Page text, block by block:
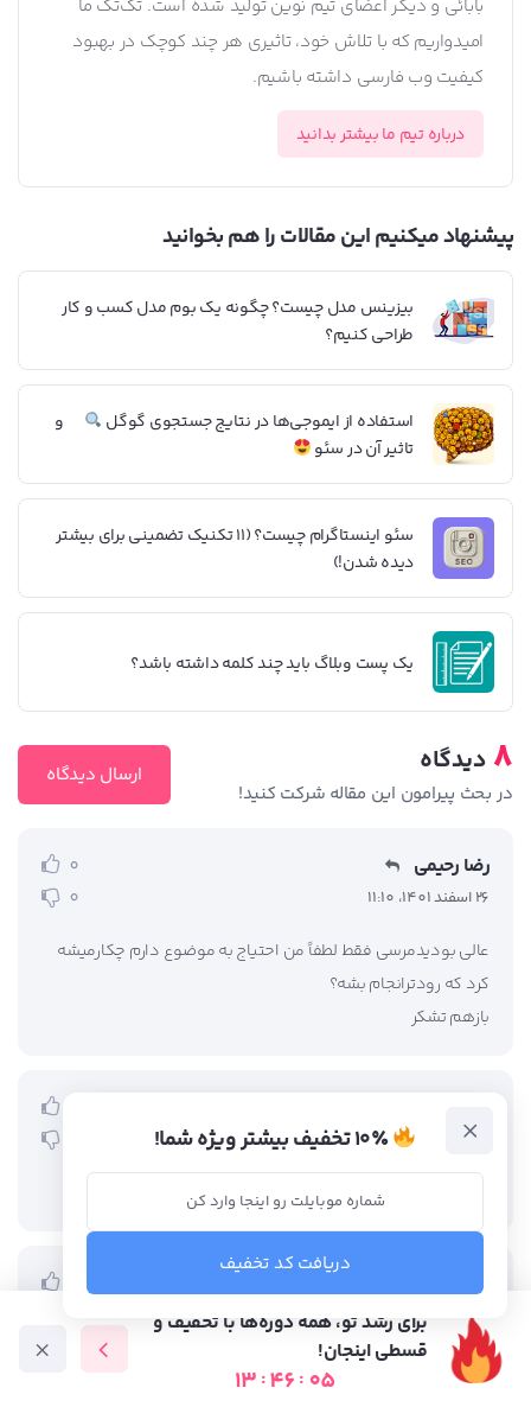
بابائی و دیگر اعضای تیم نوین تولید شده است. تک‌تک ما
امیدواریم که با تلاش خود، تاثیری هر چند کوچک در بهبود
کیفیت وب فارسی داشته باشیم.
درباره تیم ما بیشتر بدانید
پیشنهاد میکنیم این مقالات را هم بخوانید
بیزینس مدل چیست؟ چگونه یک بوم مدل کسب و کار
طراحی کنیم؟
استفاده از ایموجی‌ها در نتایج جستجوی گوگل
و
تاثیر آن در سئو
سئو اینستاگرام چیست؟ (۱۱ تکنیک تضمینی برای بیشتر
دیده شدن!)
یک پست وبلاگ باید چند کلمه داشته باشد؟
8 دیدگاه
در بحث‌‌ پیرامون این مقاله شرکت کنید!
ارسال دیدگاه
رضا رحیمی
26 اسفند 1401، 11:10
0
0
عالي بودیدمرسی فقط لطفاً من احتیاج به موضوع دارم چکارمیشه
کرد که رودترانجام بشه؟
بازهم تشکر
05 اسفند 1401، 01:58
مقاله ارزنده ای بود… موفق باشید
رضا شفیعی
مرسی
۱۰٪ تخفیف بیشتر ویژه شما!
دریافت کد تخفیف
برای رشد تو، همه دوره‌ها با تخفیف و
قسطی اینجان!
13 :46 : 04 دوره آموزشی متخصص ها